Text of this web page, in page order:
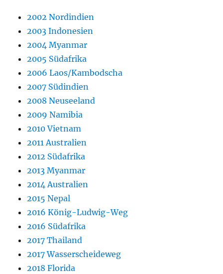
2002 Nordindien
2003 Indonesien
2004 Myanmar
2005 Südafrika
2006 Laos/Kambodscha
2007 Südindien
2008 Neuseeland
2009 Namibia
2010 Vietnam
2011 Australien
2012 Südafrika
2013 Myanmar
2014 Australien
2015 Nepal
2016 König-Ludwig-Weg
2016 Südafrika
2017 Thailand
2017 Wasserscheideweg
2018 Florida